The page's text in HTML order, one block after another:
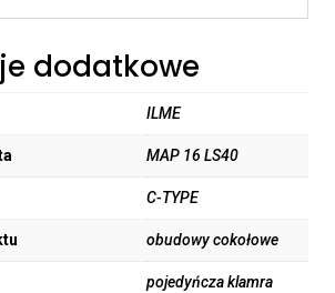
dodatkowe
ILME
MAP 16 LS40
C-TYPE
obudowy cokołowe
pojedyńcza klamra